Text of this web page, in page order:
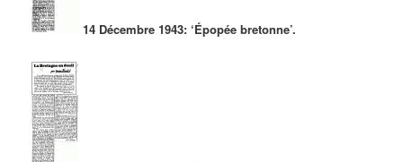
14 Décembre 1943: ‘Épopée bretonne’.